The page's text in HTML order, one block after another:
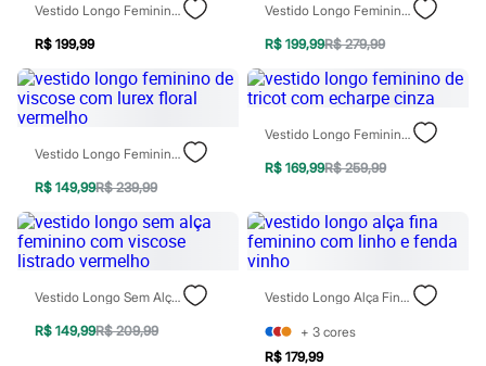
Calcinhas
Cintas e Modeladores
Meias
Pijamas
Sutiãs e Tops
Moda praia
Biquínis
Maiôs
Personagens
Plus size
Blusas e Camisetas
Calças
Casacos e Jaquetas
Jeans
Moda esportiva
Shorts e Saias
Vestidos
Vestido Longo Feminino Manga Longa Franzido Roxo
R$ 199,99
Vestido Longo Feminino Com Lurex Franzido Colorido
R$ 199,99R$ 279,99
Vestido Longo Feminino De Viscose Com Lurex Floral Vermelho
R$ 149,99R$ 239,99
Vestido Longo Feminino De Tricot Com Echarpe Cinza
R$ 169,99R$ 259,99
Vestido Longo Sem Alça Feminino Com Viscose Listrado Vermelho
R$ 149,99R$ 209,99
Vestido Longo Alça Fina Feminino Com Linho E Fenda Vinho
+ 3 cores
R$ 179,99